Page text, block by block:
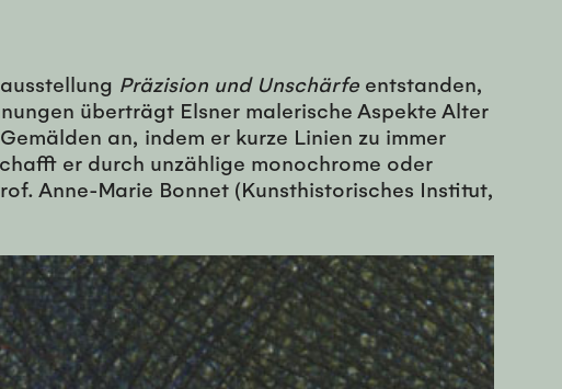
Präzision und Unschärfe entstanden,
überträgt Elsner malerische Aspekte Alter
an, indem er kurze Linien zu immer
er durch unzählige monochrome oder
Anne-Marie Bonnet (Kunsthistorisches Institut,